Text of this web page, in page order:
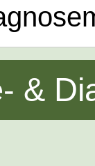
&